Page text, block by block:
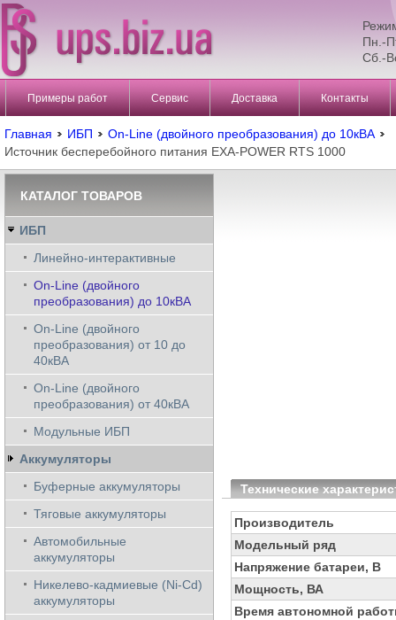
Пн.-
Сб.-
Примеры работ Сервис Доставка Контакты
Главная ИБП
On-Line (двойного преобразования) до 10кВА
Источник бесперебойного питания EXA-POWER RTS 1000
Технические
Производитель
Модельный ряд
Напряжение батареи, В
Мощность, ВА
Время автономной
КАТАЛОГ ТОВАРОВ
ИБП
Линейно-интерактивные
On-Line (двойного
преобразования) до 10кВА
On-Line (двойного
преобразования) от 10 до
40кВА
On-Line (двойного
преобразования) от 40кВА
Модульные ИБП
Аккумуляторы
Буферные аккумуляторы
Тяговые аккумуляторы
Автомобильные
аккумуляторы
Никелево-кадмиевые (Ni-Cd)
аккумуляторы